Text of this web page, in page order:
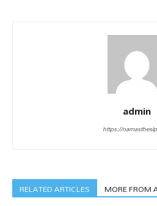
admin
https://
RELATED ARTICLES MORE FROM